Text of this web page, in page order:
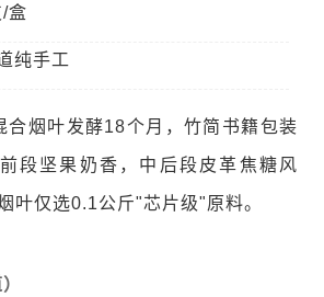
盒
纯手工
合烟叶发酵18个月，竹简书籍包装
段坚果奶香，中后段皮革焦糖风
叶仅选0.1公斤"芯片级"原料。